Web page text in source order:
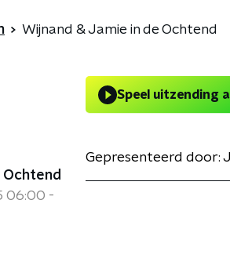
Wijnand & Jamie in de Ochtend
Ochtend
06:00 -
Speel uitzending
Gepresenteerd door: